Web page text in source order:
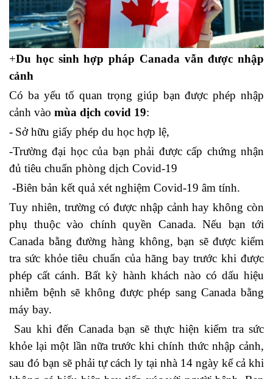
+Du học sinh hợp pháp Canada vẫn được nhập
cảnh
Có ba yếu tố quan trọng giúp bạn được phép nhập
cảnh vào mùa dịch covid 19:
- Sở hữu giấy phép du học hợp lệ,
-Trường đại học của bạn phải được cấp chứng nhận
đủ tiêu chuẩn phòng dịch Covid-19
-Biên bản kết quả xét nghiệm Covid-19 âm tính.
Tuy nhiên, trường có được nhập cảnh hay không còn
phụ thuộc vào chính quyền Canada. Nếu bạn tới
Canada bằng đường hàng không, bạn sẽ được kiểm
tra sức khỏe tiêu chuẩn của hãng bay trước khi được
phép cất cánh. Bất kỳ hành khách nào có dấu hiệu
nhiễm bệnh sẽ không được phép sang Canada bằng
máy bay.
Sau khi đến Canada bạn sẽ thực hiện kiểm tra sức
khỏe lại một lần nữa trước khi chính thức nhập cảnh,
sau đó bạn sẽ phải tự cách ly tại nhà 14 ngày kể cả khi